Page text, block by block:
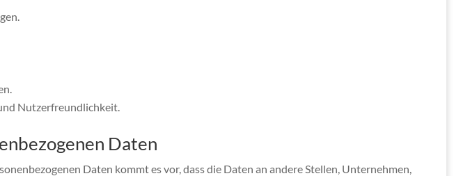
Nutzerfreundlichkeit.
Daten
Daten kommt es vor, dass die Daten an andere Stellen, Unternehmen,